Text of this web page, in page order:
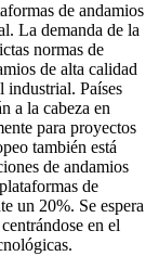
de andamios
La demanda de la
normas de
de alta calidad
industrial. Países
a la cabeza en
para proyectos
también está
de andamios
de
un 20%. Se espera
en el